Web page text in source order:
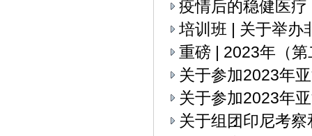
疫情后的稳健医
培训班 | 关于举办
重磅 | 2023年（
关于参加2023年
关于参加2023年
关于组团印尼考